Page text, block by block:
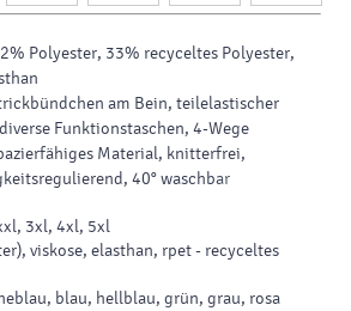
Polyester, 33% recyceltes Polyester,
am Bein, teilelastischer
Funktionstaschen, 4-Wege
Material, knitterfrei,
40° waschbar
3xl, 4xl, 5xl
viskose, elasthan, rpet - recyceltes
blau, hellblau, grün, grau, rosa